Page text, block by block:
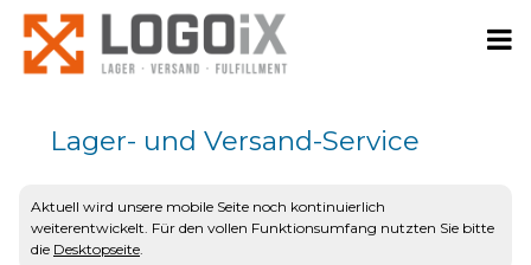
Lager- und Versand-Service
Aktuell wird unsere mobile Seite noch kontinuierlich
weiterentwickelt. Für den vollen Funktionsumfang nutzten Sie bitte
die Desktopseite.